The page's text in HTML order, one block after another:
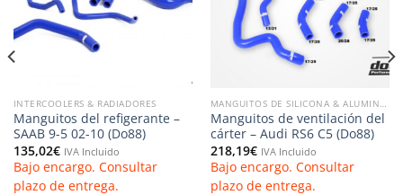
INTERCOOLERS & RADIADORES
Manguitos del refigerante –
SAAB 9-5 02-10 (Do88)
135,02€ IVA Incluido
Bajo encargo. Consultar
plazo de entrega.
Manguitos de ventilación del
cárter – Audi RS6 C5 (Do88)
218,19€ IVA Incluido
Bajo encargo. Consultar
plazo de entrega.